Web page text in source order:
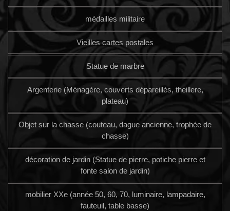
médailles militaire
Vieilles cartes postales
Statue de marbre
Argenterie (Ménagère, couverts dépareillés, theillere,
plateau)
Objet sur la chasse (couteau, dague ancienne, trophée de
chasse)
décoration de jardin (Statue de pierre, potiche pierre et
fonte salon de jardin)
mobilier XXe (année 50, 60, 70, luminaire, lampadaire,
fauteuil, table basse)